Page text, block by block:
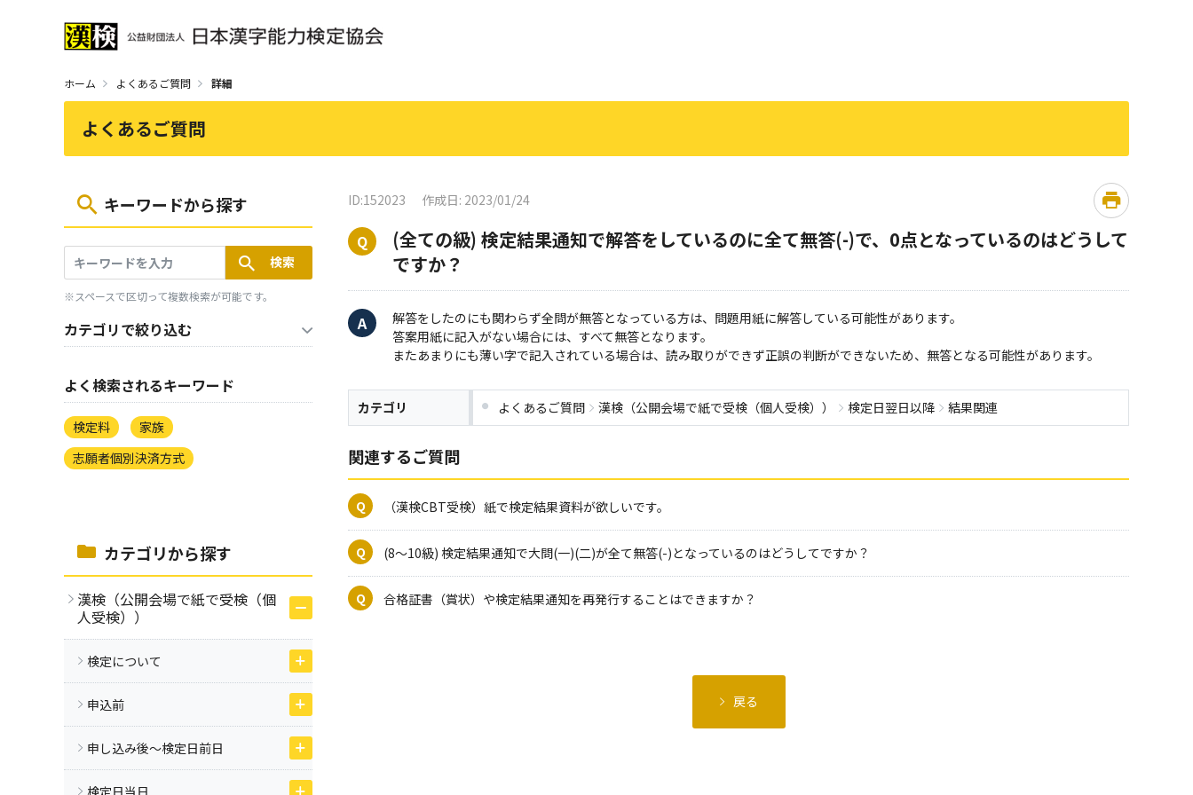
ホーム よくあるご質問 詳細
よくあるご質問
キーワードから探す
※スペースで区切って複数検索が可能です。
カテゴリで絞り込む
よく検索されるキーワード
検定料
家族
志願者個別決済方式
カテゴリから探す
漢検（公開会場で紙で受検（個
人受検））
検定について
申込前
申し込み後～検定日前日
検定日当日
ID:152023 作成日: 2023/01/24
(全ての級) 検定結果通知で解答をしているのに全て無答(-)で、0点となっているのはどうして
ですか？
解答をしたのにも関わらず全問が無答となっている方は、問題用紙に解答している可能性があります。
答案用紙に記入がない場合には、すべて無答となります。
またあまりにも薄い字で記入されている場合は、読み取りができず正誤の判断ができないため、無答となる可能性があります。
カテゴリ よくあるご質問 漢検（公開会場で紙で受検（個人受検）） 検定日翌日以降 結果関連
関連するご質問
（漢検CBT受検）紙で検定結果資料が欲しいです。
(8～10級) 検定結果通知で大問(一)(二)が全て無答(-)となっているのはどうしてですか？
合格証書（賞状）や検定結果通知を再発行することはできますか？
戻る